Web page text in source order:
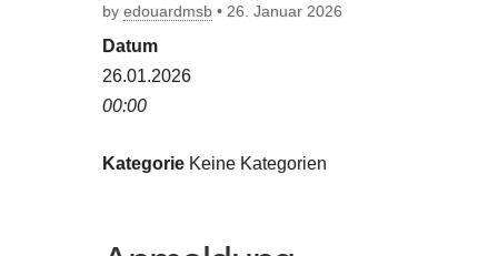
by edouardmsb • 26. Januar 2026
Datum
26.01.2026
00:00
Kategorie Keine Kategorien